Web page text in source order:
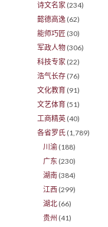
诗文名家 (234)
懿德高逸 (62)
能师巧匠 (30)
军政人物 (306)
科技专家 (22)
浩气长存 (76)
文化教育 (91)
文艺体育 (51)
工商精英 (40)
各省罗氏 (1,789)
川渝 (188)
广东 (230)
湖南 (384)
江西 (299)
湖北 (66)
贵州 (41)